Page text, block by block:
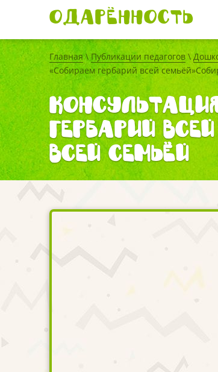
Одарённость
Главная\Публикации педагогов \
«Собираем гербарий всей
гербарий
всей семьёй